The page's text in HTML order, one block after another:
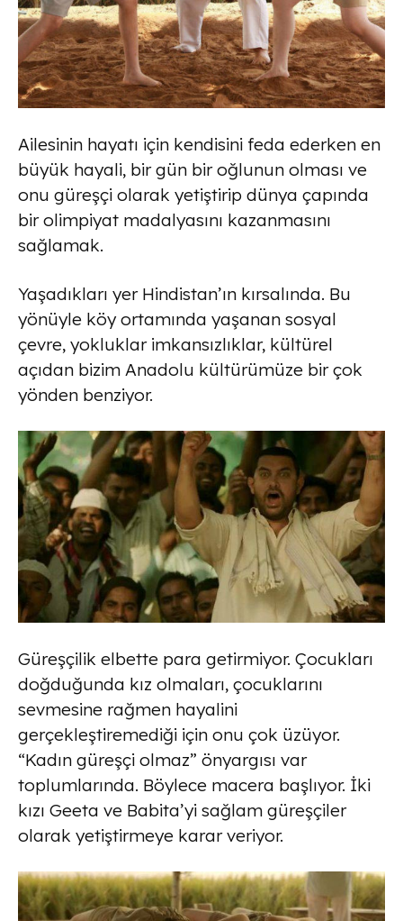
Ailesinin hayatı için kendisini feda ederken en
büyük hayali, bir gün bir oğlunun olması ve
onu güreşçi olarak yetiştirip dünya çapında
bir olimpiyat madalyasını kazanmasını
sağlamak.
Yaşadıkları yer Hindistan’ın kırsalında. Bu
yönüyle köy ortamında yaşanan sosyal
çevre, yokluklar imkansızlıklar, kültürel
açıdan bizim Anadolu kültürümüze bir çok
yönden benziyor.
Güreşçilik elbette para getirmiyor. Çocukları
doğduğunda kız olmaları, çocuklarını
sevmesine rağmen hayalini
gerçekleştiremediği için onu çok üzüyor.
“Kadın güreşçi olmaz” önyargısı var
toplumlarında. Böylece macera başlıyor. İki
kızı Geeta ve Babita’yi sağlam güreşçiler
olarak yetiştirmeye karar veriyor.